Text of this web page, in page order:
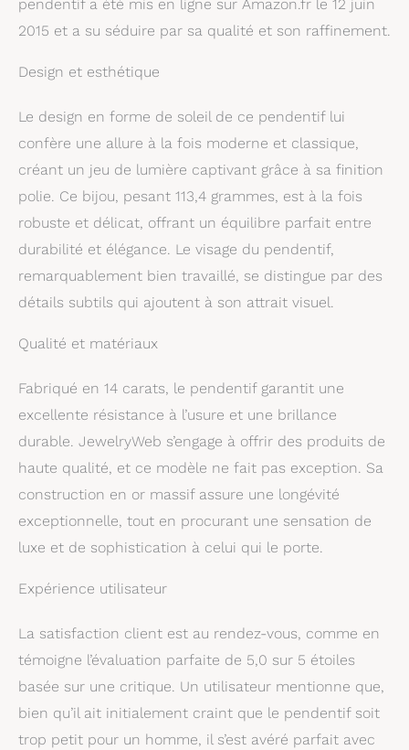
et vous aurez un collier
élégant qui symbolisera
pour homme et femme
sont fabriqués en or
massif ou argent
sterling 925. Tous nos
bijoux sont conformes
aux réglementations
et sont fabriqués avec
des métaux de qualité
supérieure. Nos
polyvalents, élégants et
durables. Ajoutez ce
votre chaîne en or
préférée, et vous aurez
un collier qui inspirera
et deviendra un héritage
familial. Le cadeau
parfait : si vous êtes à
adorer nos pendentifs
et breloques distinctifs
en argent sterling et en
article est emballé à la
main dans une jolie
pendentif a été mis en ligne sur Amazon.fr le 12 juin
2015 et a su séduire par sa qualité et son raffinement.
Design et esthétique
Le design en forme de soleil de ce pendentif lui
confère une allure à la fois moderne et classique,
créant un jeu de lumière captivant grâce à sa finition
polie. Ce bijou, pesant 113,4 grammes, est à la fois
robuste et délicat, offrant un équilibre parfait entre
durabilité et élégance. Le visage du pendentif,
remarquablement bien travaillé, se distingue par des
détails subtils qui ajoutent à son attrait visuel.
Qualité et matériaux
Fabriqué en 14 carats, le pendentif garantit une
excellente résistance à l’usure et une brillance
durable. JewelryWeb s’engage à offrir des produits de
haute qualité, et ce modèle ne fait pas exception. Sa
construction en or massif assure une longévité
exceptionnelle, tout en procurant une sensation de
luxe et de sophistication à celui qui le porte.
Expérience utilisateur
La satisfaction client est au rendez-vous, comme en
témoigne l’évaluation parfaite de 5,0 sur 5 étoiles
basée sur une critique. Un utilisateur mentionne que,
bien qu’il ait initialement craint que le pendentif soit
trop petit pour un homme, il s’est avéré parfait avec